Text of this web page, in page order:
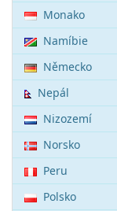
Monako
Namíbie
Německo
Nepál
Nizozemí
Norsko
Peru
Polsko